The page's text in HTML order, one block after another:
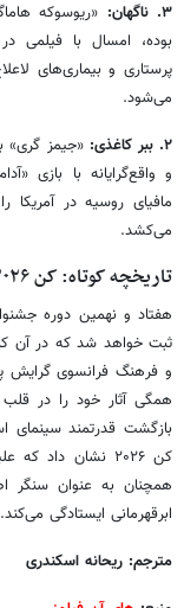
۳. ناگهان:
«ریوسوکه
بوده، امسال با فیلمی
پرستاری و بیماری‌های
می‌شود.
۲. ببر کاغذی:
«جیمز گری»
و واقع‌گرایانه با بازی
مافیای روسیه در
می‌کشد.
تاریخچه کوتاه: کن ۲۰۲۶؛ سالی که سینما به پاریس کوچ کرد
ثبت خواهد شد که در آن
و فرهنگ فرانسوی گرایش
همگی آثار خود را در
بازگشت قدرتمند سینمای
کن ۲۰۲۶ نشان
همچنان به عنوان سنگر
ابرقهرمانی ایستادگی می‌کند.
مترجم: ریحانه اسکندری